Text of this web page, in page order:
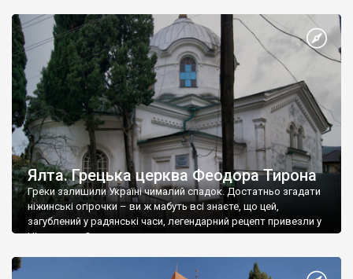
Ялта. Грецька церква Феодора Тирона
Греки залишили Україні чималий спадок. Достатньо згадати
ніжинські огірочки – ви ж мабуть всі знаєте, що цей,
загублений у радянські часи, легендарний рецепт привезли у
Ніжин греки?